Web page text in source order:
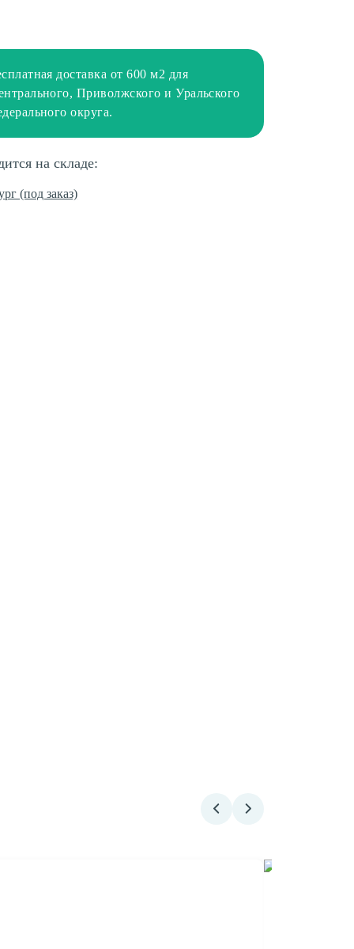
доставка от 600 м2 для
Приволжского и Уральского
округа.
на складе:
(под заказ)